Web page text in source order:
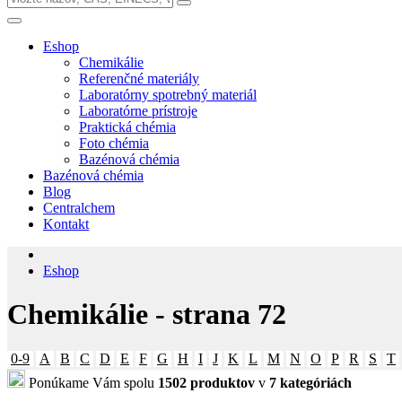
Eshop
Chemikálie
Referenčné materiály
Laboratórny spotrebný materiál
Laboratórne prístroje
Praktická chémia
Foto chémia
Bazénová chémia
Bazénová chémia
Blog
Centralchem
Kontakt
Eshop
Chemikálie - strana 72
0-9 A B C D E F G H I J K L M N O P R S T
Ponúkame Vám spolu 1502 produktov v 7 kategóriách